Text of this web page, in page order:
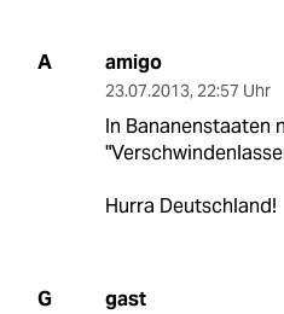
A amigo
23.07.2013, 22:57 Uhr
In Bananenstaaten
Hurra Deutschland!
G gast